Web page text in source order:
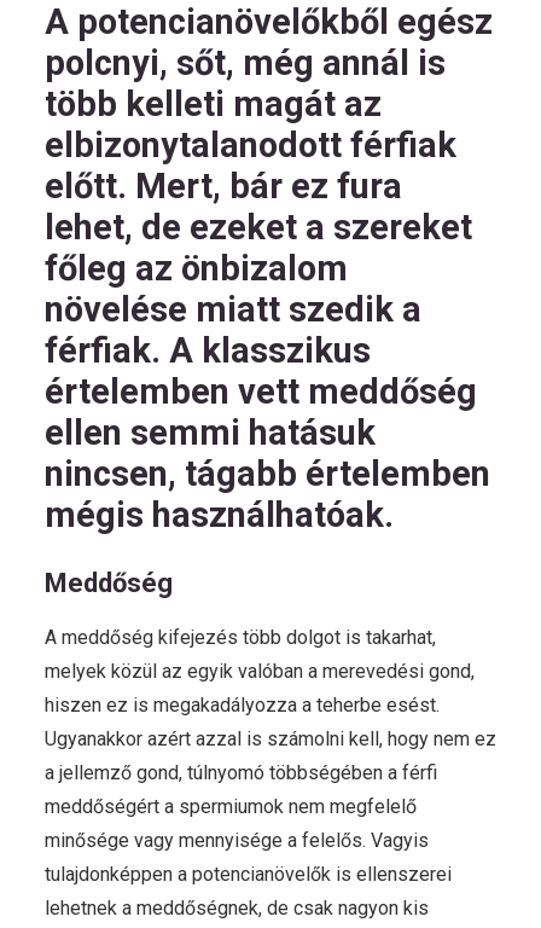
A potencianövelőkből egész
polcnyi, sőt, még annál is
több kelleti magát az
elbizonytalanodott férfiak
előtt. Mert, bár ez fura
lehet, de ezeket a szereket
főleg az önbizalom
növelése miatt szedik a
férfiak. A klasszikus
értelemben vett meddőség
ellen semmi hatásuk
nincsen, tágabb értelemben
mégis használhatóak.
Meddőség
A meddőség kifejezés több dolgot is takarhat,
melyek közül az egyik valóban a merevedési gond,
hiszen ez is megakadályozza a teherbe esést.
Ugyanakkor azért azzal is számolni kell, hogy nem ez
a jellemző gond, túlnyomó többségében a férfi
meddőségért a spermiumok nem megfelelő
minősége vagy mennyisége a felelős. Vagyis
tulajdonképpen a potencianövelők is ellenszerei
lehetnek a meddőségnek, de csak nagyon kis